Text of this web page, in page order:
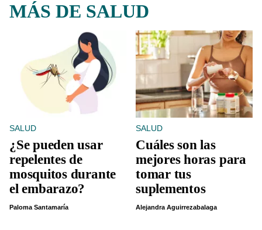
MÁS DE SALUD
SALUD
¿Se pueden usar
repelentes de
mosquitos durante
el embarazo?
Paloma Santamaría
SALUD
Cuáles son las
mejores horas para
tomar tus
suplementos
Alejandra Aguirrezabalaga